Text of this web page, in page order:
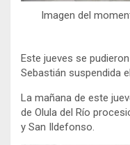
Imagen del
Este jueves se
Sebastián suspendida
La mañana de este
de Olula del Río
y San Ildefonso.